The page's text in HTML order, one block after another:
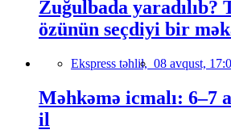
Zuğulbada yaradılıb?
özünün seçdiyi bir
Ekspress təhlil, 08 avqust,
Məhkəmə icmalı: 6–7
il